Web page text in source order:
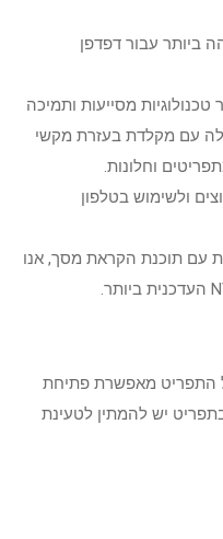
ביותר עבור דפדפן
מסייעות ותמיכה
עם מקלדת בעזרת מקשי
ולשימוש בטלפון
עם תוכנת הקראת מסך, אנו
התפריט מאפשרת פתיחת
יש להמתין לטעינת